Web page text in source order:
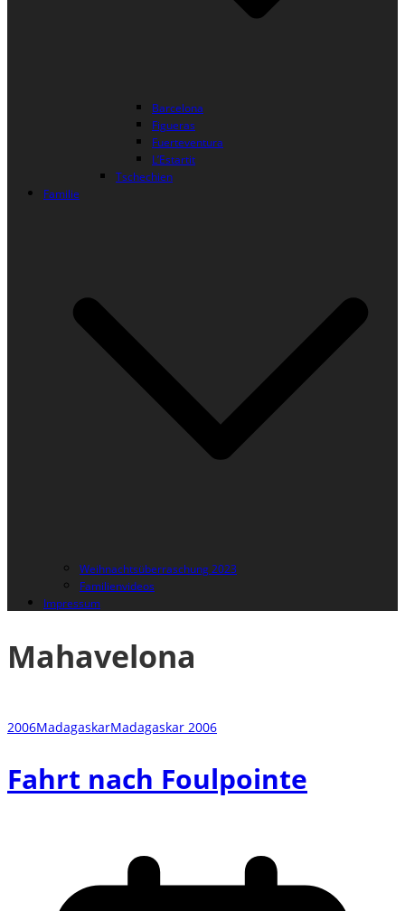
Barcelona
Figueras
Fuerteventura
L’Estartit
Tschechien
Familie
Weihnachtsüberraschung 2023
Familienvideos
Impressum
Mahavelona
2006MadagaskarMadagaskar 2006
Fahrt nach Foulpointe